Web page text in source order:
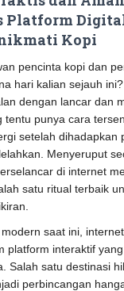
Platform
Kopi
pencinta kopi dan
hari kalian sejauh
dengan lancar dan
tentu punya cara
setelah dihadapkan
Menyeruput
di internet
satu ritual terbaik
saat ini,
platform interaktif
Salah satu destinasi
perbincangan